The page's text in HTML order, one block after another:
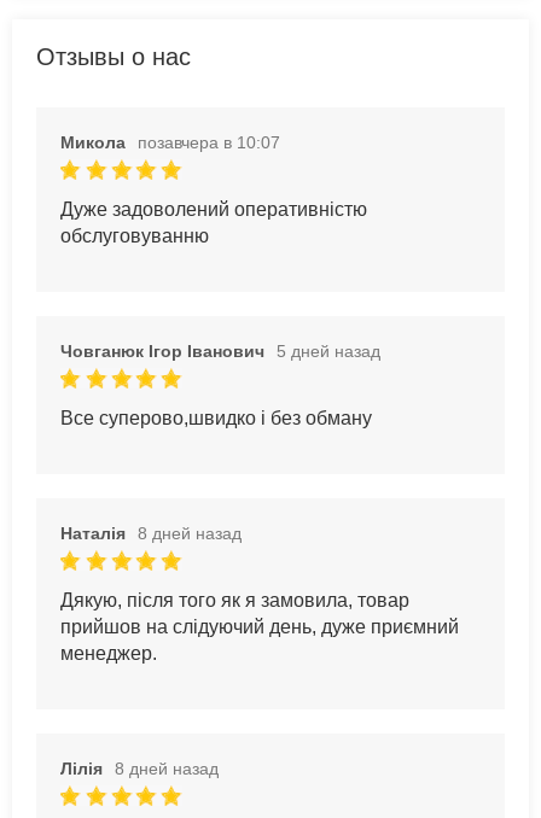
Отзывы о нас
Микола позавчера в 10:07
Дуже задоволений оперативністю
обслуговуванню
Човганюк Ігор Іванович 5 дней назад
Все суперово,швидко і без обману
Наталія 8 дней назад
Дякую, після того як я замовила, товар
прийшов на слідуючий день, дуже приємний
менеджер.
Лілія 8 дней назад